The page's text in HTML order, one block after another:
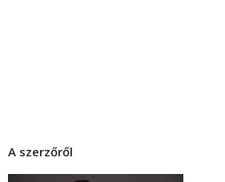
A szerzőről